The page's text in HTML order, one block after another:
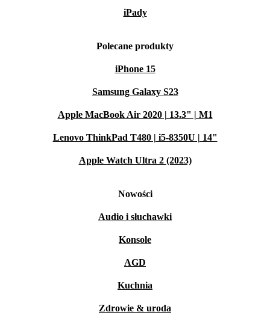
iPady
Polecane produkty
iPhone 15
Samsung Galaxy S23
Apple MacBook Air 2020 | 13.3" | M1
Lenovo ThinkPad T480 | i5-8350U | 14"
Apple Watch Ultra 2 (2023)
Nowości
Audio i słuchawki
Konsole
AGD
Kuchnia
Zdrowie & uroda